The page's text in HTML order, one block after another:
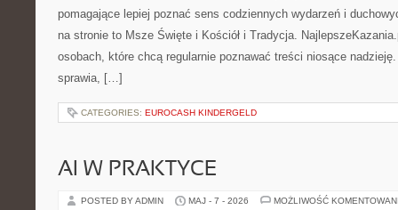
pomagające lepiej poznać sens codziennych wydarzeń i
na stronie to Msze Święte i Kościół i Tradycja.
osobach, które chcą regularnie poznawać treści niosące nadzieję.
sprawia, […]
CATEGORIES: EUROCASH KINDERGELD
AI W PRAKTYCE
POSTED BY ADMIN MAJ - 7 - 2026 MOŻLIWOŚĆ